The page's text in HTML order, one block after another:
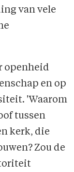
van vele
openheid
en op
'Waarom
tussen
kerk, die
Zou de